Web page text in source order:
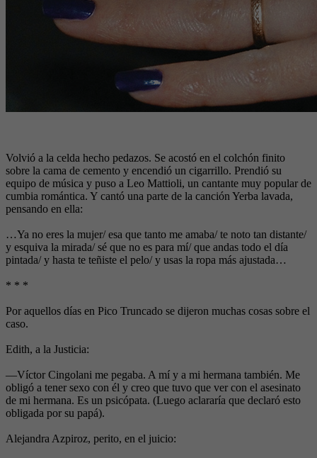
Volvió a la celda hecho pedazos. Se acostó en el colchón finito
sobre la cama de cemento y encendió un cigarrillo. Prendió su
equipo de música y puso a Leo Mattioli, un cantante muy popular de
cumbia romántica. Y cantó una parte de la canción Yerba lavada,
pensando en ella:
…Ya no eres la mujer/ esa que tanto me amaba/ te noto tan distante/
y esquiva la mirada/ sé que no es para mí/ que andas todo el día
pintada/ y hasta te teñiste el pelo/ y usas la ropa más ajustada…
* * *
Por aquellos días en Pico Truncado se dijeron muchas cosas sobre el
caso.
Edith, a la Justicia:
—Víctor Cingolani me pegaba. A mí y a mi hermana también. Me
obligó a tener sexo con él y creo que tuvo que ver con el asesinato
de mi hermana. Es un psicópata. (Luego aclararía que declaró esto
obligada por su papá).
Alejandra Azpiroz, perito, en el juicio: